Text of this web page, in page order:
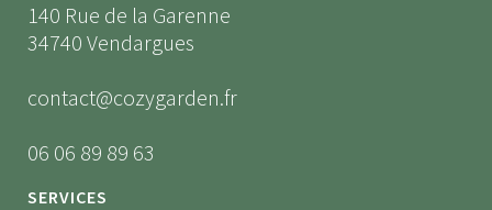
140 Rue de la Garenne
34740 Vendargues
contact@cozygarden.fr
06 06 89 89 63
SERVICES